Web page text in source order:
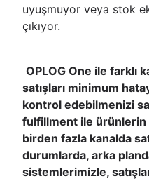
uyuşmuyor veya stok
çıkıyor.
OPLOG One ile farklı
satışları minimum
kontrol edebilmenizi
fulfillment ile ürünlerin
birden fazla kanalda
durumlarda, arka
sistemlerimizle,